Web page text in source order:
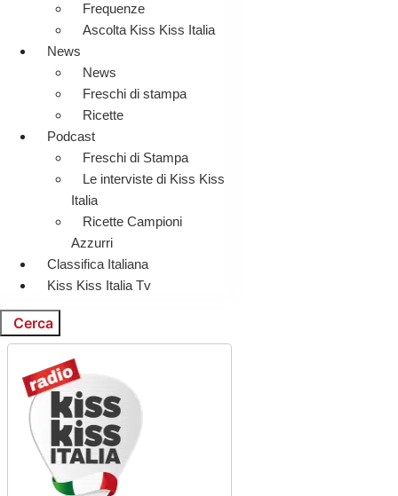
Frequenze
Ascolta Kiss Kiss Italia
News
News
Freschi di stampa
Ricette
Podcast
Freschi di Stampa
Le interviste di Kiss Kiss
Italia
Ricette Campioni
Azzurri
Classifica Italiana
Kiss Kiss Italia Tv
Cerca